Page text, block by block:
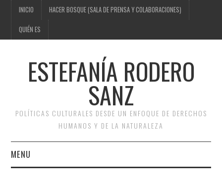
INICIO HACER BOSQUE (SALA DE PRENSA Y COLABORACIONES)
QUIÉN ES
ESTEFANÍA RODERO
SANZ
POLÍTICAS CULTURALES DESDE UN ENFOQUE DE DERECHOS
HUMANOS Y DE LA NATURALEZA
MENU